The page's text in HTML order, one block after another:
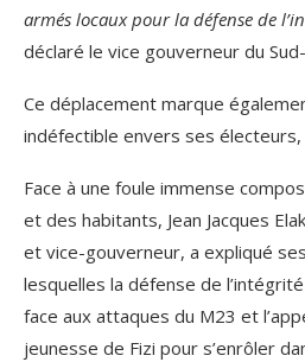
armés locaux pour la défense de
déclaré le vice gouverneur du
Ce déplacement marque
indéfectible envers ses
Face à une foule immense
et des habitants, Jean Jacques
et vice-gouverneur, a expliqué
lesquelles la défense de
face aux attaques du M23 et
jeunesse de Fizi pour s’enrôler